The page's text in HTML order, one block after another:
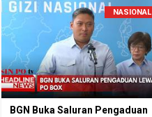
NASIONAL
BGN Buka Saluran Pengaduan